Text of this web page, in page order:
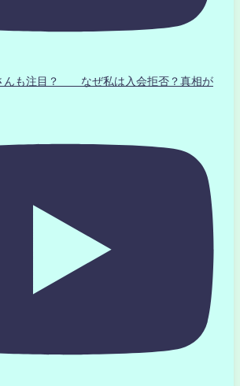
んも注目？ なぜ私は入会拒否？真相が